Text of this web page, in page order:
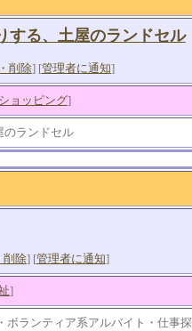
する、土屋のランドセル
削除] [管理者に通知]
ョッピング]
のランドセル
削除] [管理者に通知]
]
ランティア系アルバイト・仕事探